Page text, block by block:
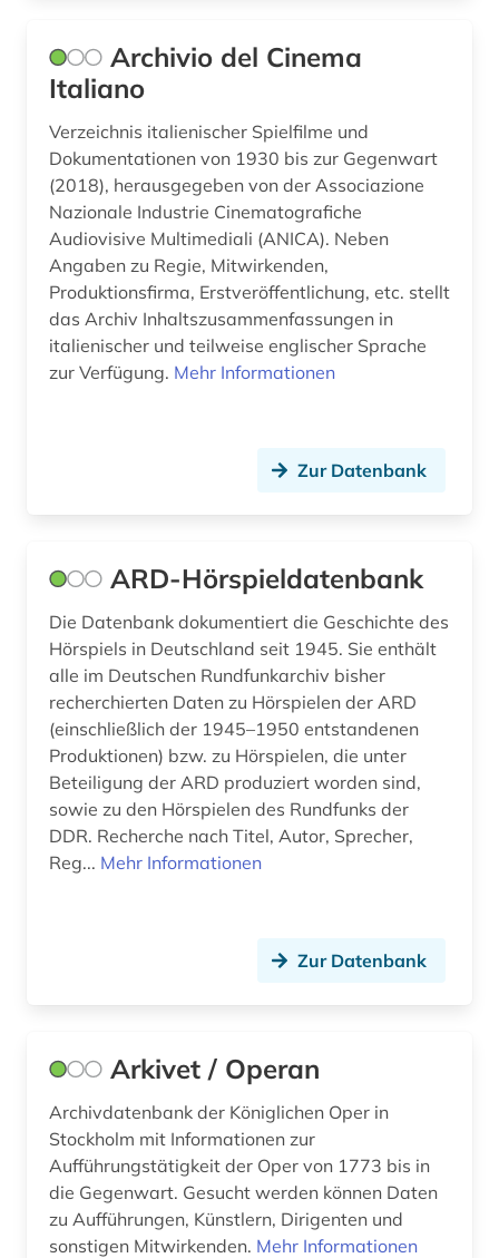
iran (1)
irland (1)
isbn (1)
islam (1)
island (1)
italianistik (1)
italien (3)
journal (1)
juden (1)
jugendmedienschutz-staatsvertrag (1)
jüdische presse (1)
kalender (1)
kalifornien (2)
karte (1)
katalog (5)
kentucky (1)
kind (1)
kinderliteratur (1)
kindertheater (1)
Archivio del Cinema
Italiano
Verzeichnis italienischer Spielfilme und
Dokumentationen von 1930 bis zur Gegenwart
(2018), herausgegeben von der Associazione
Nazionale Industrie Cinematografiche
Audiovisive Multimediali (ANICA). Neben
Angaben zu Regie, Mitwirkenden,
Produktionsfirma, Erstveröffentlichung, etc. stellt
das Archiv Inhaltszusammenfassungen in
italienischer und teilweise englischer Sprache
zur Verfügung. Mehr Informationen
Zur Datenbank
ARD-Hörspieldatenbank
Die Datenbank dokumentiert die Geschichte des
Hörspiels in Deutschland seit 1945. Sie enthält
alle im Deutschen Rundfunkarchiv bisher
recherchierten Daten zu Hörspielen der ARD
(einschließlich der 1945–1950 entstandenen
Produktionen) bzw. zu Hörspielen, die unter
Beteiligung der ARD produziert worden sind,
sowie zu den Hörspielen des Rundfunks der
DDR. Recherche nach Titel, Autor, Sprecher,
Reg... Mehr Informationen
Zur Datenbank
Arkivet / Operan
Archivdatenbank der Königlichen Oper in
Stockholm mit Informationen zur
Aufführungstätigkeit der Oper von 1773 bis in
die Gegenwart. Gesucht werden können Daten
zu Aufführungen, Künstlern, Dirigenten und
sonstigen Mitwirkenden. Mehr Informationen